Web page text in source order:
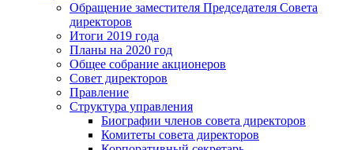
Обращение заместителя Председателя Совета
директоров
Итоги 2019 года
Планы на 2020 год
Общее собрание акционеров
Совет директоров
Правление
Структура управления
Биографии членов совета директоров
Комитеты совета директоров